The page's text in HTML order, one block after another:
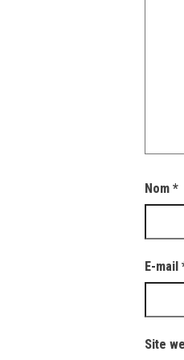
Nom*
E-mail
Site